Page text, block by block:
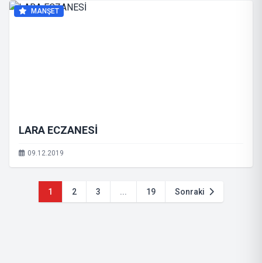
MANŞET
LARA ECZANESİ
09.12.2019
1 2 3 ... 19 Sonraki